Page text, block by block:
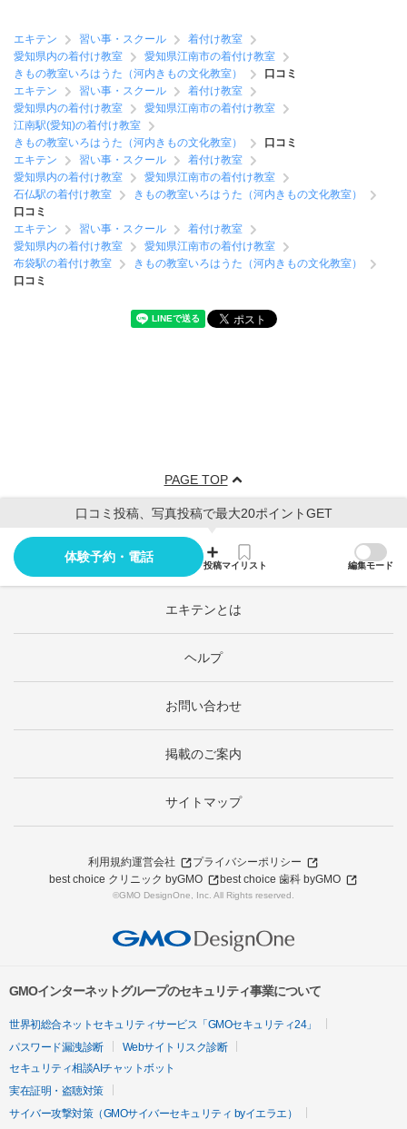
エキテン 習い事・スクール
着付け教室
愛知県内の着付け教室
愛知県江南市の着付け教室
きもの教室いろはうた（河内きもの文化教室）
口コミ
エキテン
習い事・スクール
着付け教室
愛知県内の着付け教室
愛知県江南市の着付け教室
江南駅(愛知)の着付け教室
きもの教室いろはうた（河内きもの文化教室）
口コミ
エキテン
習い事・スクール
着付け教室
愛知県内の着付け教室
愛知県江南市の着付け教室
石仏駅の着付け教室
きもの教室いろはうた（河内きもの文化教室）
口コミ
エキテン
習い事・スクール
着付け教室
愛知県内の着付け教室
愛知県江南市の着付け教室
布袋駅の着付け教室
きもの教室いろはうた（河内きもの文化教室）
口コミ
PAGE TOP
口コミ投稿、写真投稿で最大20ポイントGET
体験予約・電話
投稿マイリスト 編集モード
エキテンとは
ヘルプ
お問い合わせ
掲載のご案内
サイトマップ
利用規約運営会社
プライバシーポリシー
best choice クリニック byGMO
best choice 歯科 byGMO
©GMO DesignOne, Inc. All Rights reserved.
GMOインターネットグループのセキュリティ事業について
世界初総合ネットセキュリティサービス「GMOセキュリティ24」
パスワード漏洩診断
Webサイトリスク診断
セキュリティ相談AIチャットボット
実在証明・盗聴対策
サイバー攻撃対策（GMOサイバーセキュリティ byイエラエ）